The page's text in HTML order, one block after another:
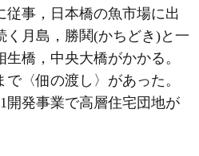
従事，日本橋の魚市場に出
く月島，勝鬨(かちどき)と一
橋，中央大橋がかかる。
〈佃の渡し〉があった。
開発事業で高層住宅団地が